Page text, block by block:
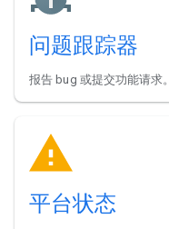
问题跟踪器
报告 bug 或提交功能请求。
平台状态